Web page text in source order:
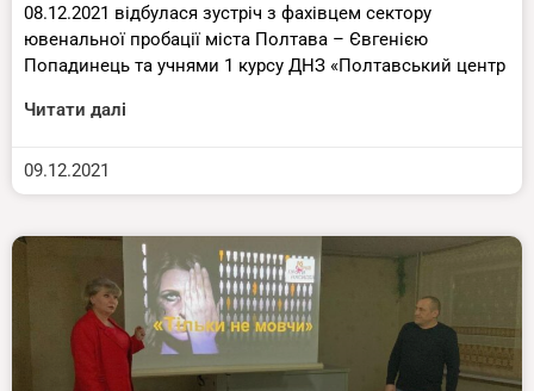
08.12.2021 відбулася зустріч з фахівцем сектору
ювенальної пробації міста Полтава – Євгенією
Попадинець та учнями 1 курсу ДНЗ «Полтавський центр
Читати далі
09.12.2021